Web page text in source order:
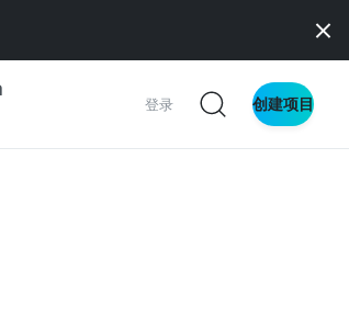
登录 创建项目